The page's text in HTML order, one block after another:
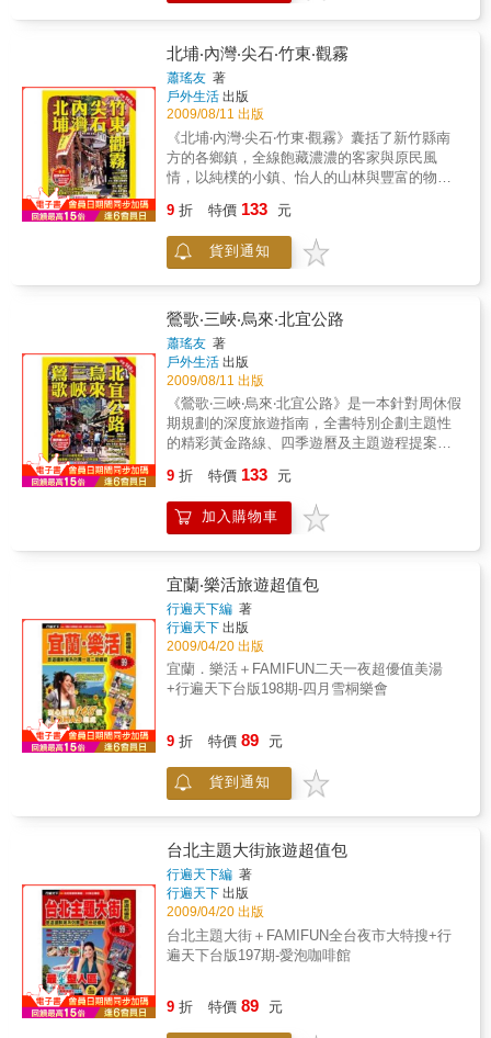
程，供讀者按表操課，來一趟回味無窮的宜蘭
行。 宜蘭美味的肉羹、好吃的牛舌餅、鹹
酸甜的蜜餞到底哪一家美味、哪一家好吃，美
食比一比報給你知！ 永保新鮮的100個景
點：讓到宜蘭玩的你，每次都有不一樣的新刺
激、新感受！讓你愛上宜蘭沒有任何理
由！ 平價、豪華、頂級民宿大介紹，花小
錢多玩一天宜蘭吧 ~ 本書特色 ○ 美食∣120
處美食名攤 ○ 美景∣100個超人氣景點 ○
好料 ○ 好買∣帶回家的10大好貨 ○ 評比∣
宜蘭美味超級比一比 ○ 路線∣14條宜蘭主題
小旅行 ○ 特搜∣宜蘭12鄉鎮全介紹
北埔‧內灣‧尖石‧竹東‧觀霧
蕭瑤友 著
戶外生活 出版
2009/08/11 出版
《北埔‧內灣‧尖石‧竹東‧觀霧》囊括了新竹縣南
方的各鄉鎮，全線飽藏濃濃的客家與原民風
情，以純樸的小鎮、怡人的山林與豐富的物產
共蒐羅160處超人氣景點、75家吃喝買憩名店，
及60處美景渡假山莊，以最完整的旅遊資訊，
搭配最新的公路交通資料，與16幅精確詳實的
9 折 特價 133 元
貨到通知
鶯歌‧三峽‧烏來‧北宜公路
蕭瑤友 著
戶外生活 出版
2009/08/11 出版
《鶯歌‧三峽‧烏來‧北宜公路》是一本針對周休假
期規劃的深度旅遊指南，全書特別企劃主題性
的精彩黃金路線、四季遊曆及主題遊程提案等
憩宿人氣名店，範圍涵括台北縣南郊最熱門的
旅遊景點、懷舊老街、戲水去處、森林浴場、
人氣美食、特色伴手、溫泉湯宿等資訊；另搭
遊、歡樂滿載。
9 折 特價 133 元
加入購物車
宜蘭‧樂活旅遊超值包
行遍天下編 著
行遍天下 出版
2009/04/20 出版
宜蘭．樂活＋FAMIFUN二天一夜超優值美湯
+行遍天下台版198期-四月雪桐樂會
9 折 特價 89 元
貨到通知
台北主題大街旅遊超值包
行遍天下編 著
行遍天下 出版
2009/04/20 出版
台北主題大街＋FAMIFUN全台夜市大特搜+行
遍天下台版197期-愛泡咖啡館
9 折 特價 89 元